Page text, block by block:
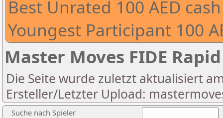
Best Unrated 100 AED
Youngest Participant 100
Master Moves FIDE
Die Seite wurde zuletzt aktualisiert
Ersteller/Letzter Upload:
Suche nach Spieler